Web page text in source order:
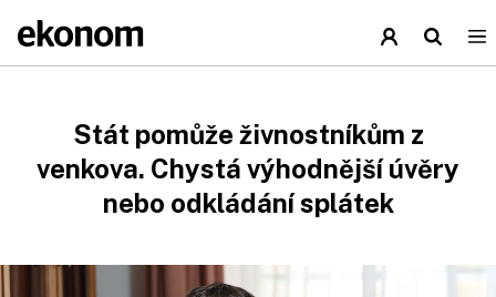
Stát pomůže živnostníkům z
venkova. Chystá výhodnější úvěry
nebo odkládání splátek